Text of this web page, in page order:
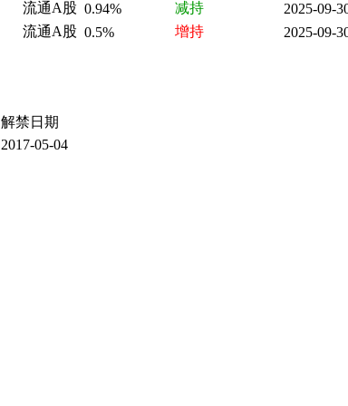
流通A股 0.94% 减持
2025-09-
流通A股 0.5% 增持 2025-09-
解禁日期
2017-05-04